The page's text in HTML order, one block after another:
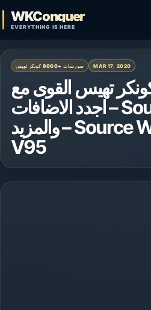
WKConquer
EVERYTHING IS HERE
Open search
سورسات +6000 كونكر تهيس MAR 17, 2020
تهيس القوى مع
اجدد الاضافات – Soul P8 P9
والمزيد – Source WKConquer
V95